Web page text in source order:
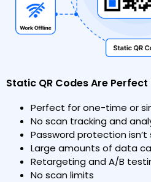
Static QR Codes Are
Perfect for one-time or
No scan tracking and
Password protection
Large amounts of data
Retargeting and A/B
No scan limits